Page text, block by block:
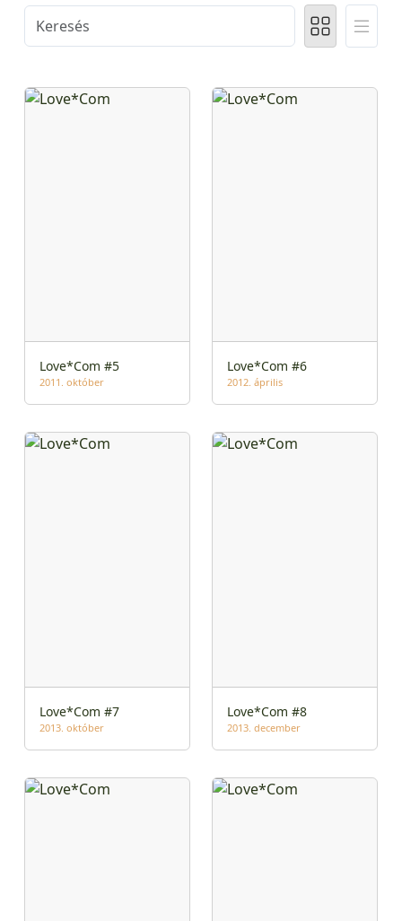
Love*Com #5
2011. október
Love*Com #6
2012. április
Love*Com #7
2013. október
Love*Com #8
2013. december